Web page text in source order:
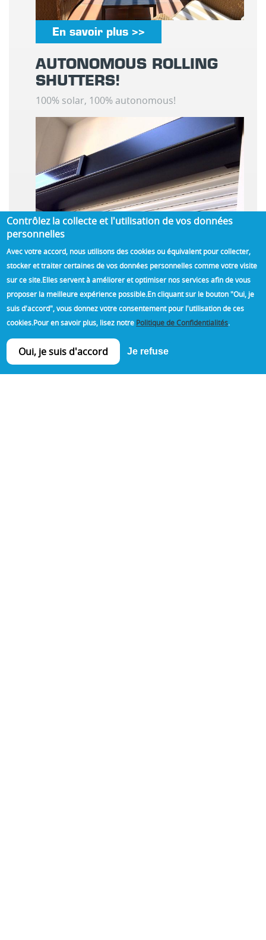
En savoir plus >>
AUTONOMOUS ROLLING
SHUTTERS!
100% solar, 100% autonomous!
En savoir plus >>
Contrôlez la collecte et l'utilisation de vos données
personnelles
Avec votre accord, nous utilisons des cookies ou équivalent pour collecter,
stocker et traiter certaines de vos données personnelles comme votre visite
sur ce site.Elles servent à améliorer et optimiser nos services afin de vous
proposer la meilleure expérience possible.En cliquant sur le bouton "Oui, je
suis d'accord", vous donnez votre consentement pour l'utilisation de ces
cookies.Pour en savoir plus, lisez notre Politique de Confidentialités.
Oui, je suis d'accord Je refuse